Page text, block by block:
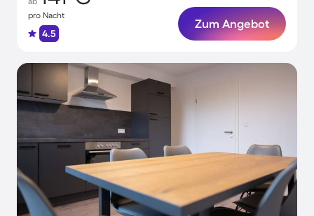
pro Nacht
4.5
Zum Angebot